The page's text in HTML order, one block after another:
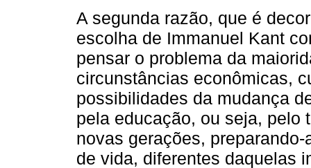
A segunda razão, que é
escolha de Immanuel Kant
pensar o problema da
circunstâncias econômicas,
possibilidades da mudança
pela educação, ou seja, pelo
novas gerações,
de vida, diferentes daquelas